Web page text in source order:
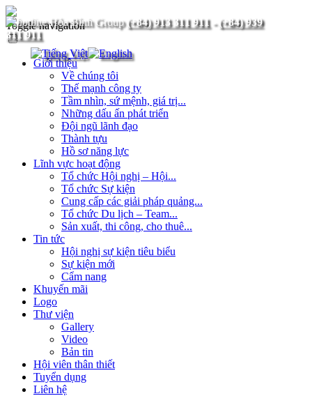
(+84) 913 311 911- (+84) 939
311 911
Toggle navigation
Giới thiệu
Về chúng tôi
Thế mạnh công ty
Tầm nhìn, sứ mệnh, giá trị...
Những dấu ấn phát triển
Đội ngũ lãnh đạo
Thành tựu
Hồ sơ năng lực
Lĩnh vực hoạt động
Tổ chức Hội nghị – Hội...
Tổ chức Sự kiện
Cung cấp các giải pháp quảng...
Tổ chức Du lịch – Team...
Sản xuất, thi công, cho thuê...
Tin tức
Hội nghị sự kiện tiêu biểu
Sự kiện mới
Cẩm nang
Khuyến mãi
Logo
Thư viện
Gallery
Video
Bản tin
Hội viên thân thiết
Tuyển dụng
Liên hệ